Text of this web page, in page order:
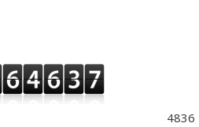
4836